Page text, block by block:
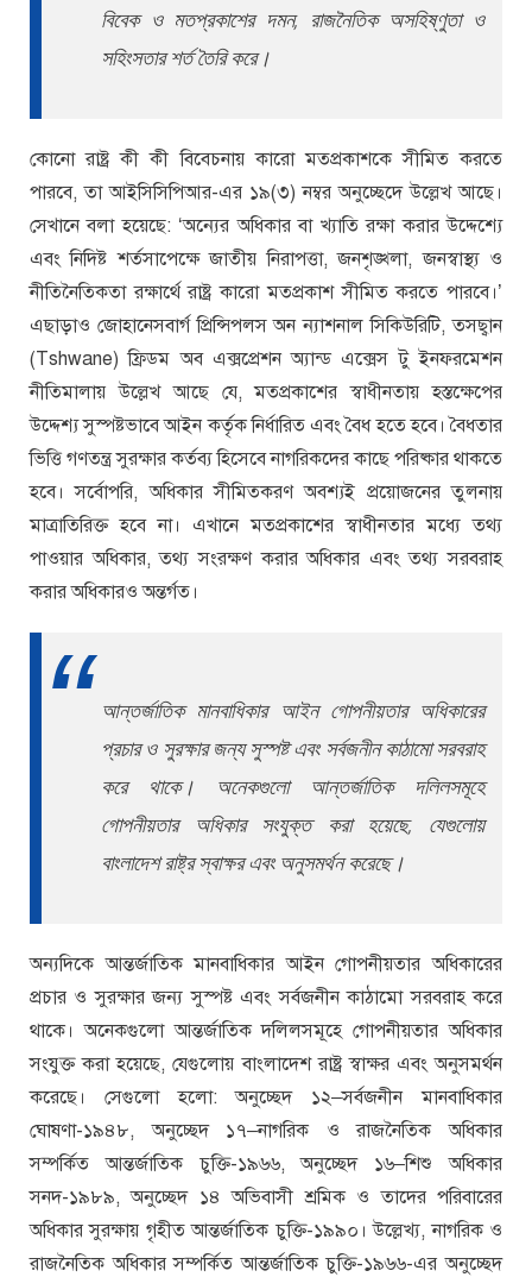
বিবেক ও মতপ্রকাশের দমন, রাজনৈতিক অসহিষ্ণুতা ও
সহিংসতার শর্ত তৈরি করে।
কোনো রাষ্ট্র কী কী বিবেচনায় কারো মতপ্রকাশকে সীমিত করতে
পারবে, তা আইসিসিপিআর-এর ১৯(৩) নম্বর অনুচ্ছেদে উল্লেখ আছে।
সেখানে বলা হয়েছে: ‘অন্যের অধিকার বা খ্যাতি রক্ষা করার উদ্দেশ্যে
এবং নিদিষ্ট শর্তসাপেক্ষে জাতীয় নিরাপত্তা, জনশৃঙ্খলা, জনস্বাস্থ্য ও
নীতিনৈতিকতা রক্ষার্থে রাষ্ট্র কারো মতপ্রকাশ সীমিত করতে পারবে।’
এছাড়াও জোহানেসবার্গ প্রিন্সিপলস অন ন্যাশনাল সিকিউরিটি, তসছ্বান
(Tshwane) ফ্রিডম অব এক্সপ্রেশন অ্যান্ড এক্সেস টু ইনফরমেশন
নীতিমালায় উল্লেখ আছে যে, মতপ্রকাশের স্বাধীনতায় হস্তক্ষেপের
উদ্দেশ্য সুস্পষ্টভাবে আইন কর্তৃক নির্ধারিত এবং বৈধ হতে হবে। বৈধতার
ভিত্তি গণতন্ত্র সুরক্ষার কর্তব্য হিসেবে নাগরিকদের কাছে পরিষ্কার থাকতে
হবে। সর্বোপরি, অধিকার সীমিতকরণ অবশ্যই প্রয়োজনের তুলনায়
মাত্রাতিরিক্ত হবে না। এখানে মতপ্রকাশের স্বাধীনতার মধ্যে তথ্য
পাওয়ার অধিকার, তথ্য সংরক্ষণ করার অধিকার এবং তথ্য সরবরাহ
করার অধিকারও অন্তর্গত।
আন্তর্জাতিক মানবাধিকার আইন গোপনীয়তার অধিকারের
প্রচার ও সুরক্ষার জন্য সুস্পষ্ট এবং সর্বজনীন কাঠামো সরবরাহ
করে থাকে। অনেকগুলো আন্তর্জাতিক দলিলসমূহে
গোপনীয়তার অধিকার সংযুক্ত করা হয়েছে, যেগুলোয়
বাংলাদেশ রাষ্ট্র স্বাক্ষর এবং অনুসমর্থন করেছে।
অন্যদিকে আন্তর্জাতিক মানবাধিকার আইন গোপনীয়তার অধিকারের
প্রচার ও সুরক্ষার জন্য সুস্পষ্ট এবং সর্বজনীন কাঠামো সরবরাহ করে
থাকে। অনেকগুলো আন্তর্জাতিক দলিলসমূহে গোপনীয়তার অধিকার
সংযুক্ত করা হয়েছে, যেগুলোয় বাংলাদেশ রাষ্ট্র স্বাক্ষর এবং অনুসমর্থন
করেছে। সেগুলো হলো: অনুচ্ছেদ ১২–সর্বজনীন মানবাধিকার
ঘোষণা-১৯৪৮, অনুচ্ছেদ ১৭–নাগরিক ও রাজনৈতিক অধিকার
সম্পর্কিত আন্তর্জাতিক চুক্তি-১৯৬৬, অনুচ্ছেদ ১৬–শিশু অধিকার
সনদ-১৯৮৯, অনুচ্ছেদ ১৪ অভিবাসী শ্রমিক ও তাদের পরিবারের
অধিকার সুরক্ষায় গৃহীত আন্তর্জাতিক চুক্তি-১৯৯০। উল্লেখ্য, নাগরিক ও
রাজনৈতিক অধিকার সম্পর্কিত আন্তর্জাতিক চুক্তি-১৯৬৬-এর অনুচ্ছেদ